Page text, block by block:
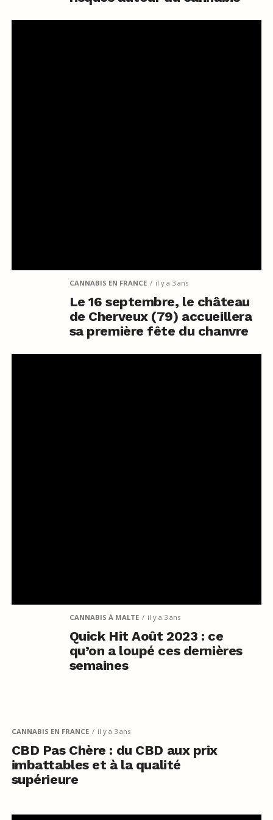
CANNABIS EN FRANCE il y a 3 ans
Le 16 septembre, le château
de Cherveux (79) accueillera
sa première fête du chanvre
CANNABIS À MALTE il y a 3 ans
Quick Hit Août 2023 : ce
qu’on a loupé ces dernières
semaines
CANNABIS EN FRANCE il y a 3 ans
CBD Pas Chère : du CBD aux prix
imbattables et à la qualité
supérieure